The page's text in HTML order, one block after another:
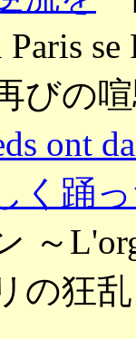
Paris
びの
ont
く踊
～
リの